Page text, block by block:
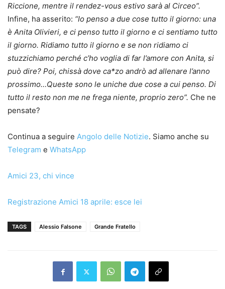
Riccione, mentre il rendez-vous estivo sarà al Circeo”.
Infine, ha asserito: “Io penso a due cose tutto il giorno: una
è Anita Olivieri, e ci penso tutto il giorno e ci sentiamo tutto
il giorno. Ridiamo tutto il giorno e se non ridiamo ci
stuzzichiamo perché c’ho voglia di far l’amore con Anita, si
può dire? Poi, chissà dove ca*zo andrò ad allenare l’anno
prossimo…Queste sono le uniche due cose a cui penso. Di
tutto il resto non me ne frega niente, proprio zero”. Che ne
pensate?
Continua a seguire Angolo delle Notizie. Siamo anche su
Telegram e WhatsApp
Amici 23, chi vince
Registrazione Amici 18 aprile: esce lei
TAGS Alessio Falsone Grande Fratello